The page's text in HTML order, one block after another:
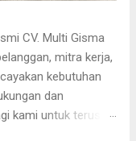
CV. Multi Gisma
mitra kerja,
kebutuhan
dan
kami untuk terus